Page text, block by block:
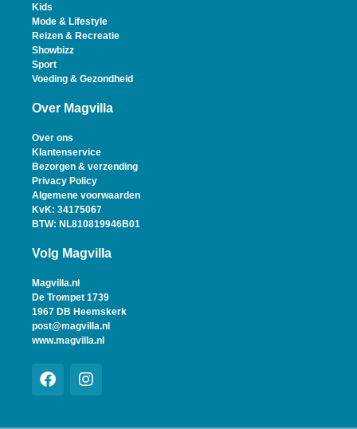
Kids
Mode & Lifestyle
Reizen & Recreatie
Showbizz
Sport
Voeding & Gezondheid
Over Magvilla
Over ons
Klantenservice
Bezorgen & verzending
Privacy Policy
Algemene voorwaarden
KvK: 34175067
BTW: NL810819946B01
Volg Magvilla
Magvilla.nl
De Trompet 1739
1967 DB Heemskerk
post@magvilla.nl
www.magvilla.nl